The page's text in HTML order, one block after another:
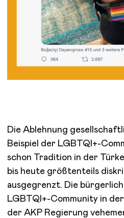
Die Ablehnung
Beispiel der LGBTQI+-
schon Tradition in der
bis heute größtenteils
ausgegrenzt. Die
LGBTQI+-Community in
der AKP Regierung